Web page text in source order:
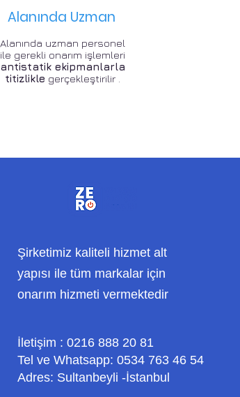
Alanında Uzman
Alanında uzman personel
ile gerekli onarım işlemleri
antistatik ekipmanlarla
titizlikle gerçekleştirilir .
Şirketimiz kaliteli hizmet alt
yapısı ile tüm markalar için
onarım hizmeti vermektedir
İletişim : 0216 888 20 81
Tel ve Whatsapp: 0534 763 46 54
Adres: Sultanbeyli -İstanbul